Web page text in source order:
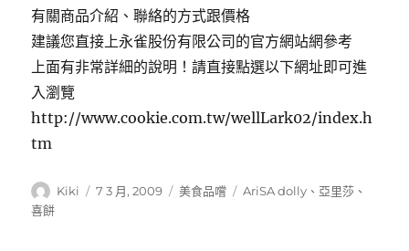
有關商品介紹、聯絡的方式跟價格
建議您直接上永雀股份有限公司的官方網站網參考
上面有非常詳細的說明！請直接點選以下網址即可進
入瀏覽
http://www.cookie.com.tw/wellLark02/index.h
tm
作
Kiki
發
7 3 月, 2009
分
美食品嚐
標
AriSA dolly 、 亞里莎 、
喜餅